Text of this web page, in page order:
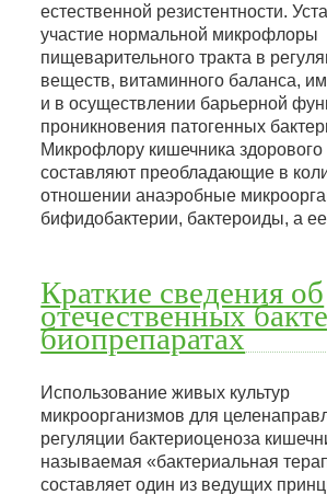
естественной резистентности.
участие нормальной микрофлоры
пищеварительного тракта в
веществ, витаминного баланса,
и в осуществлении барьерной
проникновения патогенных
Микрофлору кишечника здорового
составляют преобладающие в
отношении анаэробные
бифидобактерии, бактероиды, а
Краткие сведения об
отечественных
биопрепаратах
Использование живых культур
микроорганизмов для
регуляции бактериоценоза
называемая «бактериальная
составляет один из ведущих